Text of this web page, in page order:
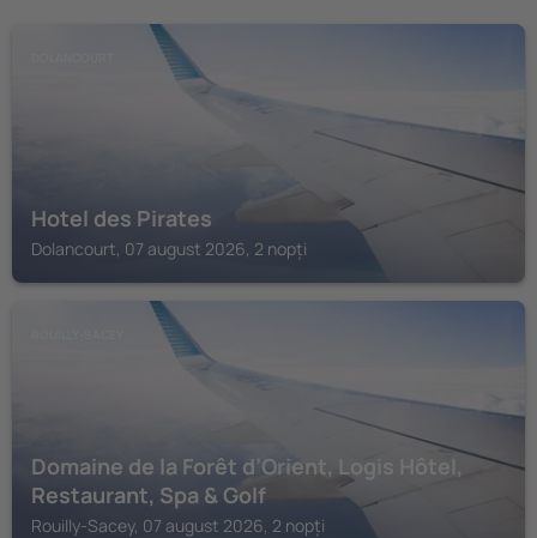
Hotel des Pirates
Dolancourt, 07 august 2026, 2 nopți
Domaine de la Forêt d’Orient, Logis Hôtel,
Restaurant, Spa & Golf
Rouilly-Sacey, 07 august 2026, 2 nopți